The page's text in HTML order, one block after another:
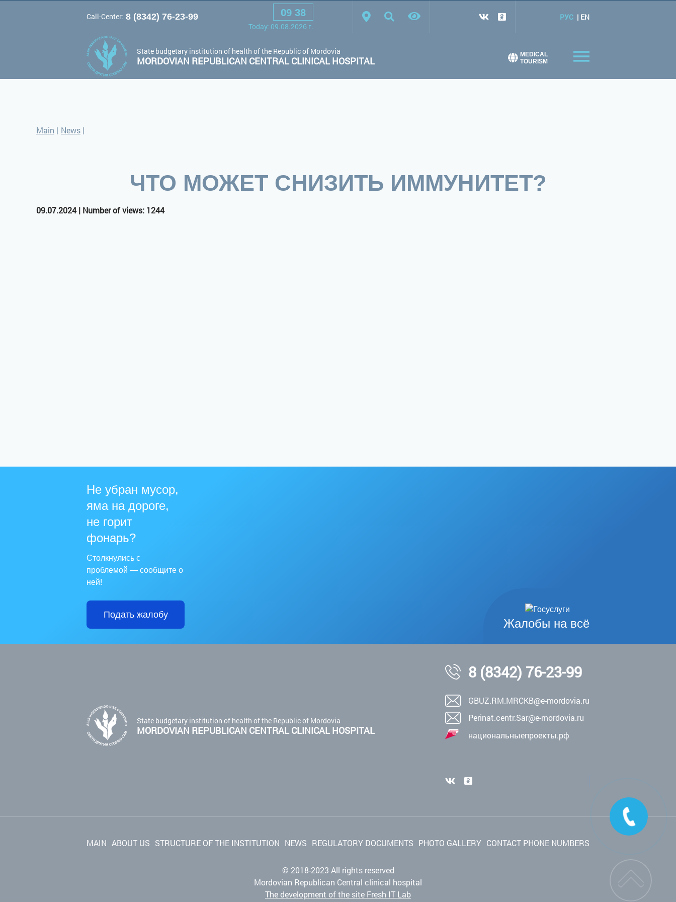
A A White scheme Black scheme Regular site
Call-Center: 8 (8342) 76-23-99 09: 38
Today: 09.08.2026 г.
РУС EN
State budgetary institution of health of the Republic of Mordovia
MORDOVIAN REPUBLICAN CENTRAL CLINICAL HOSPITAL
MEDICAL
TOURISM
Main | News |
ЧТО МОЖЕТ СНИЗИТЬ ИММУНИТЕТ?
09.07.2024 | Number of views: 1244
Жалобы на всё
Не убран мусор,
яма на дороге,
не горит
фонарь?
Столкнулись с
проблемой — сообщите о
ней!
Подать жалобу
State budgetary institution of health of the Republic of Mordovia
MORDOVIAN REPUBLICAN CENTRAL CLINICAL HOSPITAL
8 (8342) 76-23-99
GBUZ.RM.MRCKB@e-mordovia.ru
Perinat.centr.Sar@e-mordovia.ru
национальныепроекты.рф
MAIN ABOUT US STRUCTURE OF THE INSTITUTION NEWS REGULATORY DOCUMENTS PHOTO GALLERY CONTACT PHONE NUMBERS
© 2018-2023 All rights reserved
Mordovian Republican Central clinical hospital
The development of the site Fresh IT Lab